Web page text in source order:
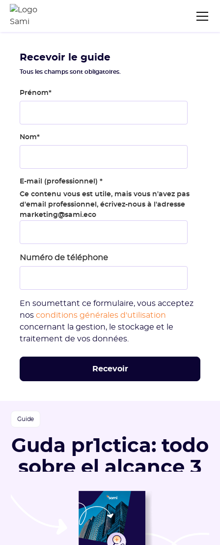
Guide
Guda pr1ctica: todo
sobre el alcance 3
Recevoir le guide
Tous les champs sont obligatoires.
Prénom*
Nom*
E-mail (professionnel) *
Ce contenu vous est utile, mais vous n'avez pas
d'email professionnel, écrivez-nous à l'adresse
marketing@sami.eco
Numéro de téléphone
En soumettant ce formulaire, vous acceptez
nos conditions générales d'utilisation
concernant la gestion, le stockage et le
traitement de vos données.